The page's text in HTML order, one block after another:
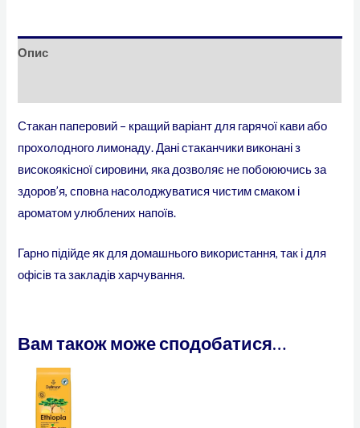
Опис
Стакан паперовий – кращий варіант для гарячої кави або
прохолодного лимонаду. Дані стаканчики виконані з
високоякісної сировини, яка дозволяє не побоюючись за
здоров’я, сповна насолоджуватися чистим смаком і
ароматом улюблених напоїв.
Гарно підійде як для домашнього використання, так і для
офісів та закладів харчування.
Вам також може сподобатися…